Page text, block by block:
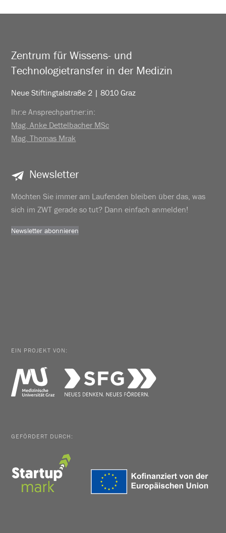
Zentrum für Wissens- und
Technologietransfer in der Medizin
Neue Stiftingtalstraße 2 | 8010 Graz
Ihr:e Ansprechpartner:in:
Mag. Anke Dettelbacher MSc
Mag. Thomas Mrak
Newsletter
Möchten Sie immer am Laufenden bleiben über das, was
sich im ZWT gerade so tut? Dann einfach anmelden!
Newsletter abonnieren
EIN PROJEKT VON:
GEFÖRDERT DURCH: